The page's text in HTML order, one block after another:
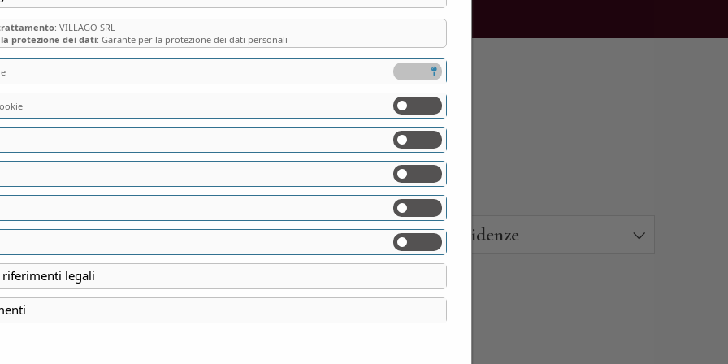
risultati
Prezzo Residenze
: VILLAGO SRL
protezione dei dati: Garante per la protezione dei dati personali
legali